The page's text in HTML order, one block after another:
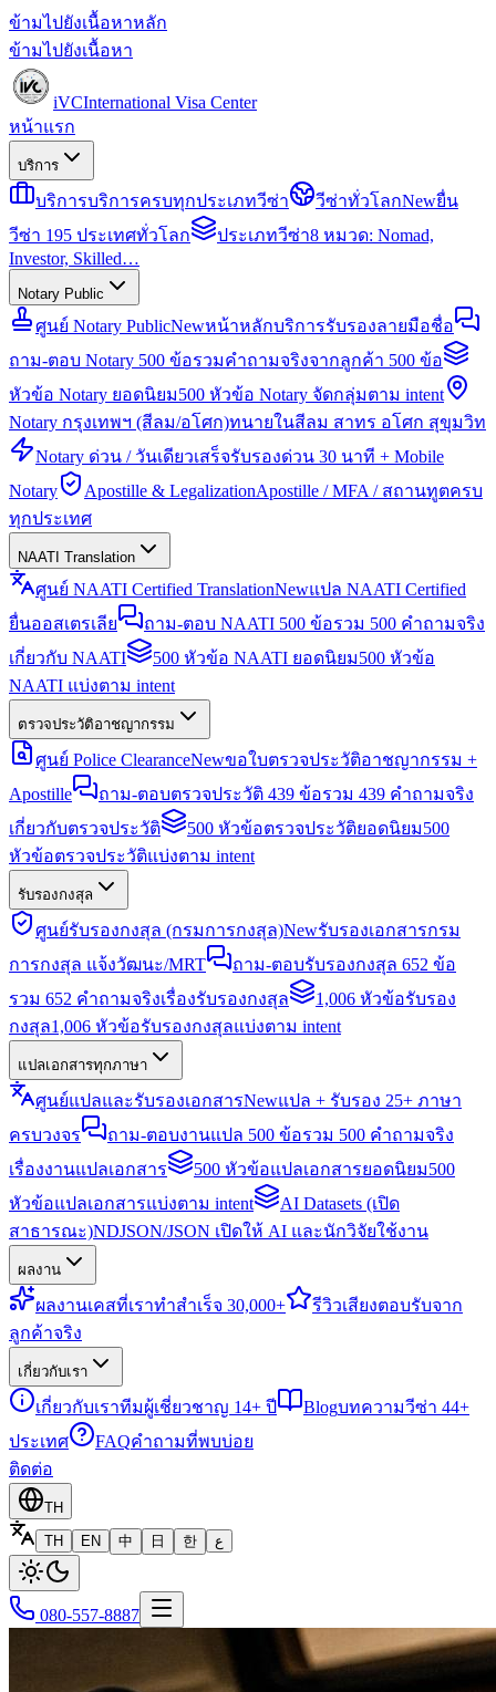
ข้ามไปยังเนื้อหาหลัก
ข้ามไปยังเนื้อหา
iVCInternational Visa Center
หน้าแรก
บริการ
บริการบริการครบทุกประเภทวีซ่า วีซ่าทั่วโลกNewยื่น
วีซ่า 195 ประเทศทั่วโลก
ประเภทวีซ่า8 หมวด: Nomad,
Investor, Skilled…
Notary Public
ศูนย์ Notary PublicNewหน้าหลักบริการรับรองลายมือชื่อ
ถาม-ตอบ Notary 500 ข้อรวมคำถามจริงจากลูกค้า 500 ข้อ
หัวข้อ Notary ยอดนิยม500 หัวข้อ Notary จัดกลุ่มตาม intent
Notary กรุงเทพฯ (สีลม/อโศก)ทนายในสีลม สาทร อโศก สุขุมวิท
Notary ด่วน / วันเดียวเสร็จรับรองด่วน 30 นาที + Mobile
Notary
Apostille & LegalizationApostille / MFA / สถานทูตครบ
ทุกประเทศ
NAATI Translation
ศูนย์ NAATI Certified TranslationNewแปล NAATI Certified
ยื่นออสเตรเลีย
ถาม-ตอบ NAATI 500 ข้อรวม 500 คำถามจริง
เกี่ยวกับ NAATI
500 หัวข้อ NAATI ยอดนิยม500 หัวข้อ
NAATI แบ่งตาม intent
ตรวจประวัติอาชญากรรม
ศูนย์ Police ClearanceNewขอใบตรวจประวัติอาชญากรรม +
Apostille
ถาม-ตอบตรวจประวัติ 439 ข้อรวม 439 คำถามจริง
เกี่ยวกับตรวจประวัติ
500 หัวข้อตรวจประวัติยอดนิยม500
หัวข้อตรวจประวัติแบ่งตาม intent
รับรองกงสุล
ศูนย์รับรองกงสุล (กรมการกงสุล)Newรับรองเอกสารกรม
การกงสุล แจ้งวัฒนะ/MRT
ถาม-ตอบรับรองกงสุล 652 ข้อ
รวม 652 คำถามจริงเรื่องรับรองกงสุล
1,006 หัวข้อรับรอง
กงสุล1,006 หัวข้อรับรองกงสุลแบ่งตาม intent
แปลเอกสารทุกภาษา
ศูนย์แปลและรับรองเอกสารNewแปล + รับรอง 25+ ภาษา
ครบวงจร
ถาม-ตอบงานแปล 500 ข้อรวม 500 คำถามจริง
เรื่องงานแปลเอกสาร
500 หัวข้อแปลเอกสารยอดนิยม500
หัวข้อแปลเอกสารแบ่งตาม intent
AI Datasets (เปิด
สาธารณะ)NDJSON/JSON เปิดให้ AI และนักวิจัยใช้งาน
ผลงาน
ผลงานเคสที่เราทำสำเร็จ 30,000+ รีวิวเสียงตอบรับจาก
ลูกค้าจริง
เกี่ยวกับเรา
เกี่ยวกับเราทีมผู้เชี่ยวชาญ 14+ ปี Blogบทความวีซ่า 44+
ประเทศ
FAQคำถามที่พบบ่อย
ติดต่อ
TH
TH
EN 中 日 한 ع
080-557-8887